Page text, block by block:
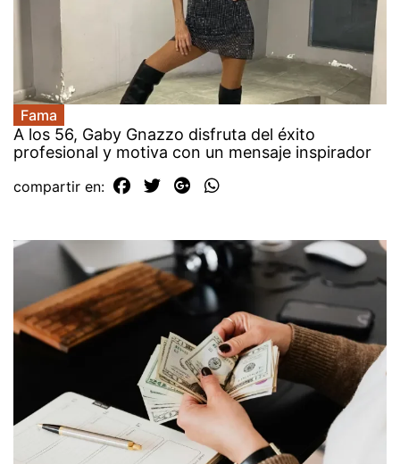
Fama
A los 56, Gaby Gnazzo disfruta del éxito
profesional y motiva con un mensaje inspirador
compartir en: